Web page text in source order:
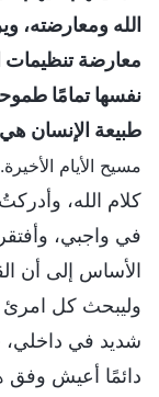
الله ومعارضته،
معارضة تنظيمات
نفسها تمامًا
طبيعة الإنسان
مسيح الأيام
كلام الله،
في واجبي،
الأساس إلى أن
وليبحث كل
شديد في
دائمًا أعيش وفق